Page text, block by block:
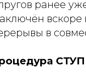
ранее
вскоре
в